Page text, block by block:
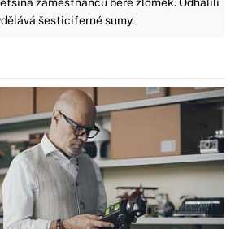
zaměstnanců bere zlomek. Odhalili
šesticiferné sumy.